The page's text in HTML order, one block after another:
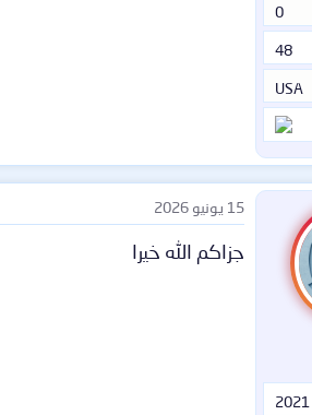
0
48
USA
15 يونيو 2026
جزاكم الله خيرا